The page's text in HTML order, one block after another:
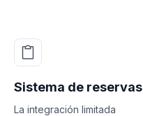
Sistema de reservas
La integración limitada